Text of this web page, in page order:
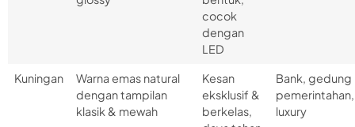
cocok
dengan
LED
Kuningan
Warna emas natural
dengan tampilan
klasik & mewah
Kesan
eksklusif &
berkelas,
Bank, gedung
pemerintahan,
luxury